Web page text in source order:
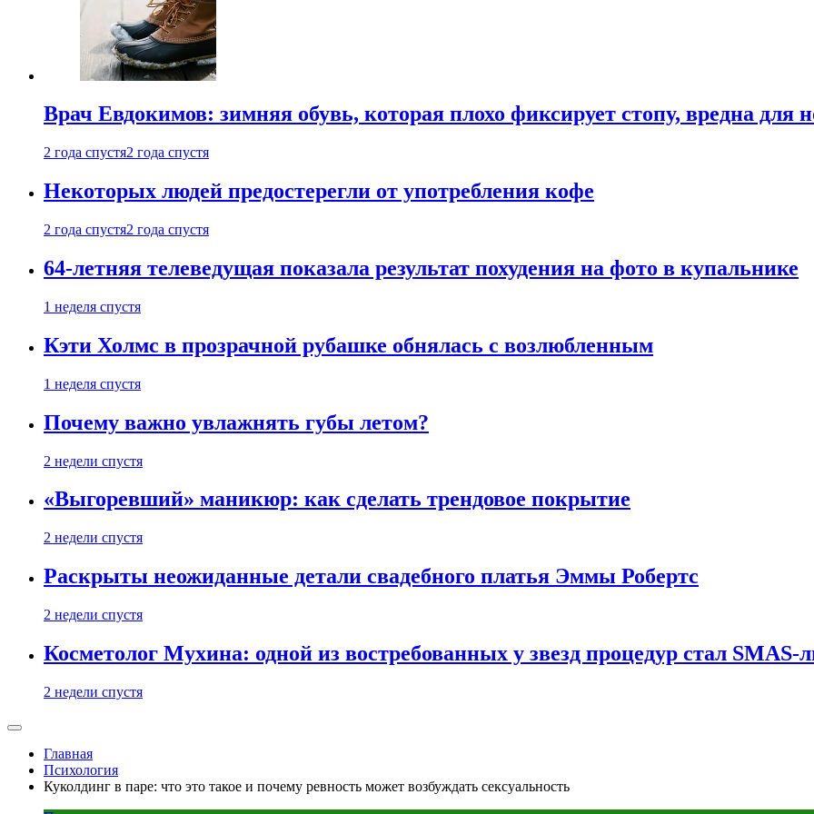
Врач Евдокимов: зимняя обувь, которая плохо фиксирует стопу, вредна для
2 года спустя2 года спустя
Некоторых людей предостерегли от употребления кофе
2 года спустя2 года спустя
64-летняя телеведущая показала результат похудения на фото в купальнике
1 неделя спустя
Кэти Холмс в прозрачной рубашке обнялась с возлюбленным
1 неделя спустя
Почему важно увлажнять губы летом?
2 недели спустя
«Выгоревший» маникюр: как сделать трендовое покрытие
2 недели спустя
Раскрыты неожиданные детали свадебного платья Эммы Робертс
2 недели спустя
Косметолог Мухина: одной из востребованных у звезд процедур стал SMAS-
2 недели спустя
Главная
Психология
Куколдинг в паре: что это такое и почему ревность может возбуждать сексуальность